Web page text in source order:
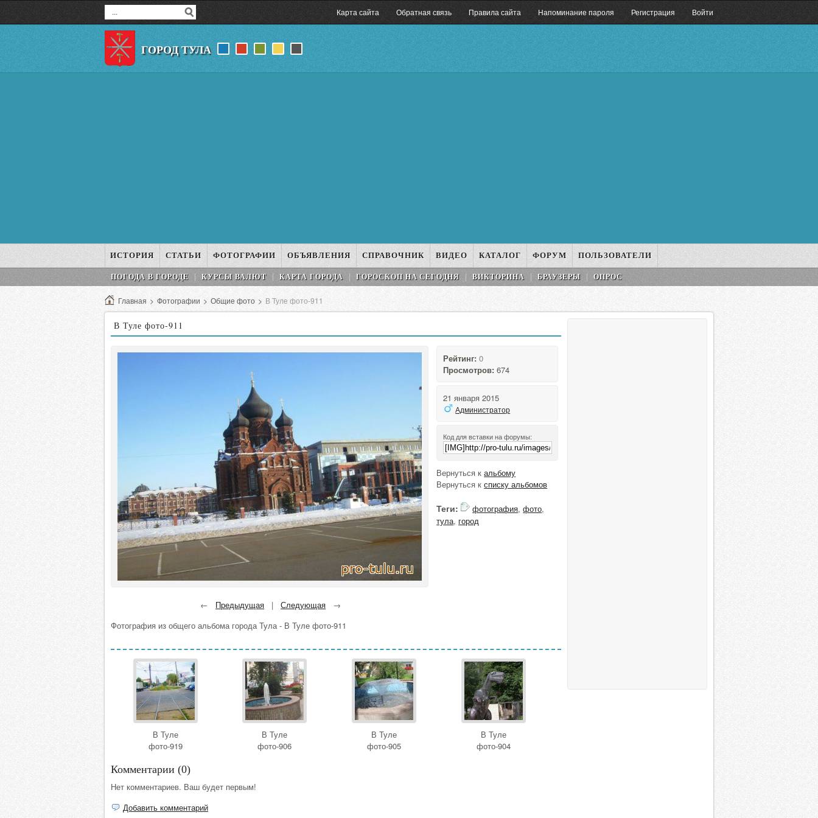
Карта сайта Обратная связь Правила сайта Напоминание пароля Регистрация Войти
ГОРОД ТУЛА
ИСТОРИЯ СТАТЬИ ФОТОГРАФИИ ОБЪЯВЛЕНИЯ СПРАВОЧНИК ВИДЕО КАТАЛОГ ФОРУМ ПОЛЬЗОВАТЕЛИ
ПОГОДА В ГОРОДЕ КУРСЫ ВАЛЮТ КАРТА ГОРОДА ГОРОСКОП НA СEГОДНЯ ВИКТОРИНА БРАУЗЕРЫ ОПРОС
Главная > Фотографии > Общие фото > В Туле фото-911
В Туле фото-911
← Предыдущая |Следующая →
Рейтинг:0
Просмотров:674
21 января 2015
Администратор
Код для вставки на форумы:
Вернуться кальбому
Вернуться ксписку альбомов
Теги: фотография,фото,
тула, город
Фотография из общего альбома города Тула - В Туле фото-911
В Туле
фото-919
В Туле
фото-906
В Туле
фото-905
В Туле
фото-904
Комментарии (0)
Нет комментариев. Ваш будет первым!
Добавить комментарий